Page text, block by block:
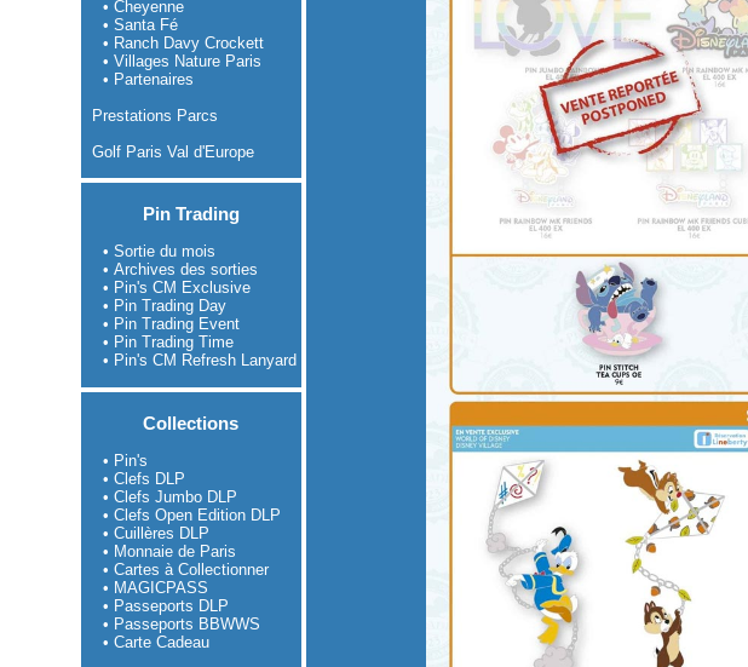
• Cheyenne
• Santa Fé
• Ranch Davy Crockett
• Villages Nature Paris
• Partenaires
Prestations Parcs
Golf Paris Val d'Europe
Pin Trading
• Sortie du mois
• Archives des sorties
• Pin's CM Exclusive
• Pin Trading Day
• Pin Trading Event
• Pin Trading Time
• Pin's CM Refresh Lanyard
Collections
• Pin's
• Clefs DLP
• Clefs Jumbo DLP
• Clefs Open Edition DLP
• Cuillères DLP
• Monnaie de Paris
• Cartes à Collectionner
• MAGICPASS
• Passeports DLP
• Passeports BBWWS
• Carte Cadeau